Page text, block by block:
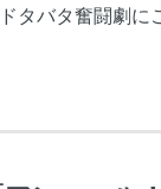
タバタ奮闘劇に